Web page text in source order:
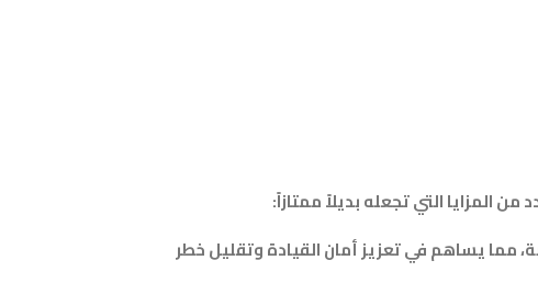
مما يساهم في تعزيز أمان القيادة وتقليل خطر